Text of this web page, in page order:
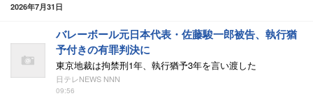
2026年7月31日
バレーボール元日本代表・佐藤駿一郎被告、執行猶
予付きの有罪判決に
東京地裁は拘禁刑1年、執行猶予3年を言い渡した
日テレNEWS NNN
09:56